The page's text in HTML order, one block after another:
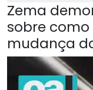
Zema
sobre
mudança